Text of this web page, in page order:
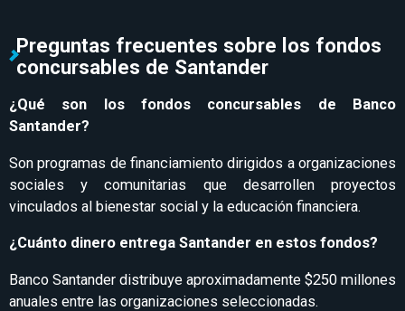
Preguntas frecuentes sobre los fondos
concursables de Santander
¿Qué son los fondos concursables de Banco
Santander?
Son programas de financiamiento dirigidos a organizaciones
sociales y comunitarias que desarrollen proyectos
vinculados al bienestar social y la educación financiera.
¿Cuánto dinero entrega Santander en estos fondos?
Banco Santander distribuye aproximadamente $250 millones
anuales entre las organizaciones seleccionadas.